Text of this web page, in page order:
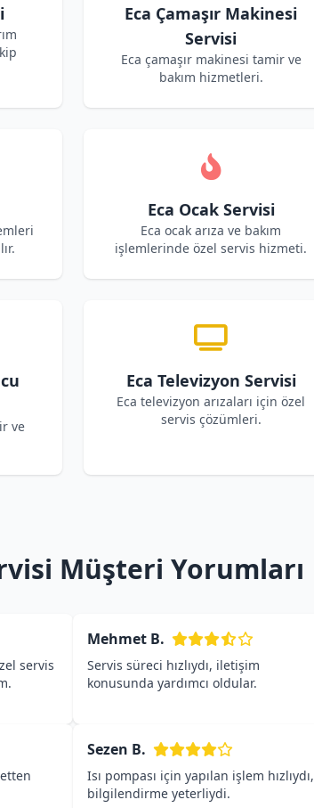
Eca Çamaşır Makinesi
Servisi
Eca çamaşır makinesi tamir ve
bakım hizmetleri.
Eca Ocak Servisi
Eca ocak arıza ve bakım
işlemlerinde özel servis hizmeti.
ve
Eca Televizyon Servisi
Eca televizyon arızaları için özel
servis çözümleri.
Müşteri Yorumları
servis
Mehmet B.
Servis süreci hızlıydı, iletişim
konusunda yardımcı oldular.
Sezen B.
Isı pompası için yapılan işlem hızlıydı,
bilgilendirme yeterliydi.